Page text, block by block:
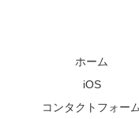
ホーム
iOS
コンタクトフォー